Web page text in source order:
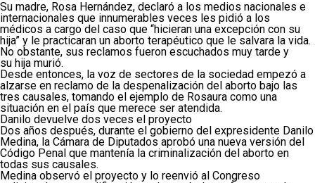
Su madre, Rosa Hernández, declaró a los medios nacionales e
internacionales que innumerables veces les pidió a los
médicos a cargo del caso que “hicieran una excepción con su
hija” y le practicaran un aborto terapéutico que le salvara la vida.
No obstante, sus reclamos fueron escuchados muy tarde y
su hija murió.
Desde entonces, la voz de sectores de la sociedad empezó a
alzarse en reclamo de la despenalización del aborto bajo las
tres causales, tomando el ejemplo de Rosaura como una
situación en el país que merece ser atendida.
Danilo devuelve dos veces el proyecto
Dos años después, durante el gobierno del expresidente Danilo
Medina, la Cámara de Diputados aprobó una nueva versión del
Código Penal que mantenía la criminalización del aborto en
todas sus causales.
Medina observó el proyecto y lo reenvió al Congreso